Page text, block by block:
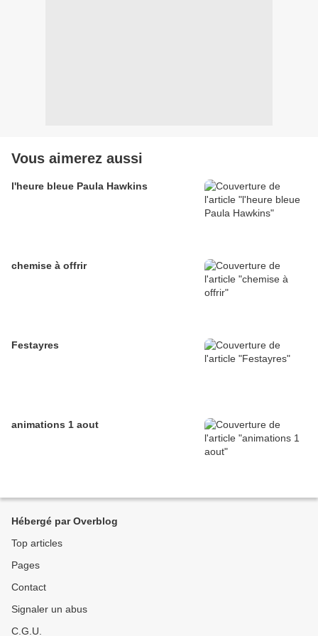
Vous aimerez aussi
l'heure bleue Paula Hawkins
chemise à offrir
Festayres
animations 1 aout
Hébergé par Overblog
Top articles
Pages
Contact
Signaler un abus
C.G.U.